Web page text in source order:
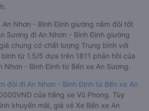
An Nhơn - Bình Định giường nằm đôi tốt
Sương đi An Nhơn - Bình Định giường
chung có chất lượng Trung bình với
từ 1.5/5 dựa trên 1811 phản hồi của
Nhơn - Bình Định từ Bến xe An Sương.
đôi đi An Nhơn - Bình Định từ Bến xe An
của hãng xe Vũ Phong. Tùy
khuyến mãi, giá vé Xe Bến xe An